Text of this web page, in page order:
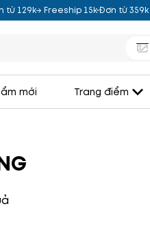
từ 129k→ Freeship 15kĐơn từ
mới Trang điểm